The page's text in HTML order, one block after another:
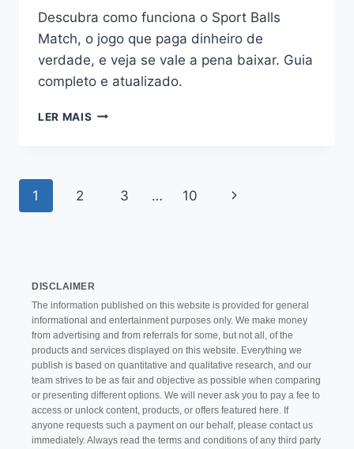
Descubra como funciona o Sport Balls
Match, o jogo que paga dinheiro de
verdade, e veja se vale a pena baixar. Guia
completo e atualizado.
LER MAIS SPORT
PAGA
Navegação
1 2 3 … 10
Página
DISCLAIMER
The information published on this website is provided for general
informational and entertainment purposes only. We make money
from advertising and from referrals for some, but not all, of the
products and services displayed on this website. Everything we
publish is based on quantitative and qualitative research, and our
team strives to be as fair and objective as possible when comparing
or presenting different options. We will never ask you to pay a fee to
access or unlock content, products, or offers featured here. If
anyone requests such a payment on our behalf, please contact us
immediately. Always read the terms and conditions of any third party